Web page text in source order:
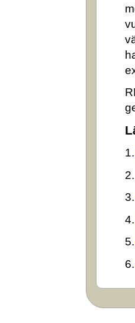
1.
3.
4.
5.
6.